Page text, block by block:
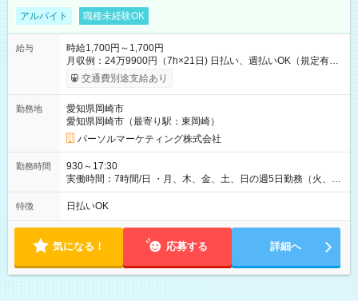
アルバイト 職種未経験OK
給与
時給1,700円～1,700円
月収例：24万9900円（7h×21日) 日払い、週払いOK（規定有
り） 【試用期間】試用期間なし
交通費別途支給あり
勤務地
愛知県岡崎市
愛知県岡崎市（最寄り駅：東岡崎）
パーソルマーケティング株式会社
勤務時間
930～17:30
実働時間：7時間/日 ・月、木、金、土、日の週5日勤務（火、水
は固定休です／夏季、年末年始等、長期休暇有り！） ・ワンシ
フト！ 残業ほぼナシ（0～5h/月）
特徴 日払いOK
気になる！ 応募する 詳細へ